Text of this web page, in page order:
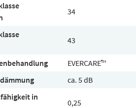
34
43
EVERCARE™
ca. 5 dB
in
0,25